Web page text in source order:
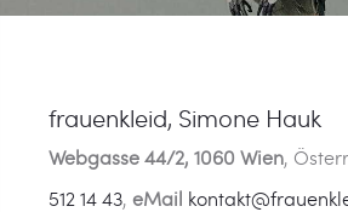
frauenkleid, Simone Hauk
Webgasse 44/2, 1060 Wien,
512 14 43, eMail